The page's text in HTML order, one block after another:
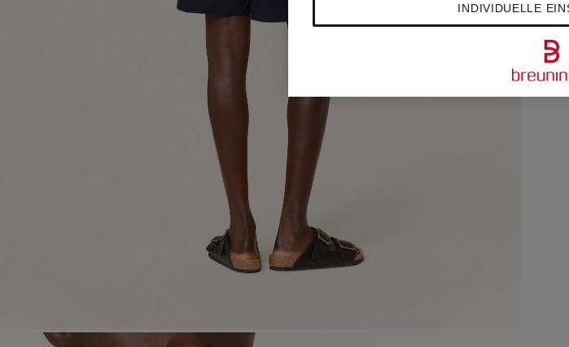
INDIVIDUELLE